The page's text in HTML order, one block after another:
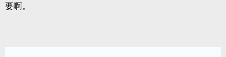
要啊。